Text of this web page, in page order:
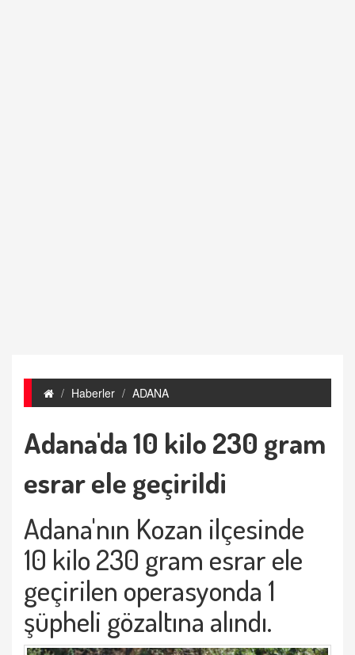
Haberler ADANA
Adana'da 10 kilo 230 gram
esrar ele geçirildi
Adana'nın Kozan ilçesinde
10 kilo 230 gram esrar ele
geçirilen operasyonda 1
şüpheli gözaltına alındı.